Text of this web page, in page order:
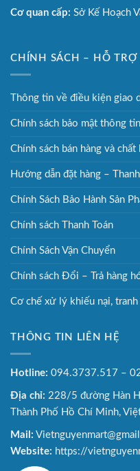
Cơ quan cấp: Sở Kế Hoạch
CHÍNH SÁCH – HỖ
Thông tin về điều kiện giao
Chính sách bảo mật thông tin
Chính sách bán hàng và
Hướng dẫn đặt hàng –
Chính Sách Bảo Hành Sản
Chính sách Thanh Toán
Chính Sách Vận Chuyển
Chính sách Đổi – Trả hàng
Cơ chế xử lý khiếu nại, tranh
THÔNG TIN LIÊN HỆ
Hotline: 094.3737.517 –
Địa chỉ: 228/5 đường Hàn
Thành Phố Hồ Chí Minh,
Mail:
Website: https://